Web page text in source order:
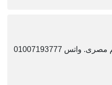
01007193777